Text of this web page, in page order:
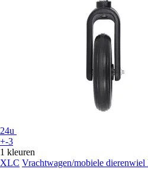
24u
+-3
1 kleuren
XLC Vrachtwagen/mobiele